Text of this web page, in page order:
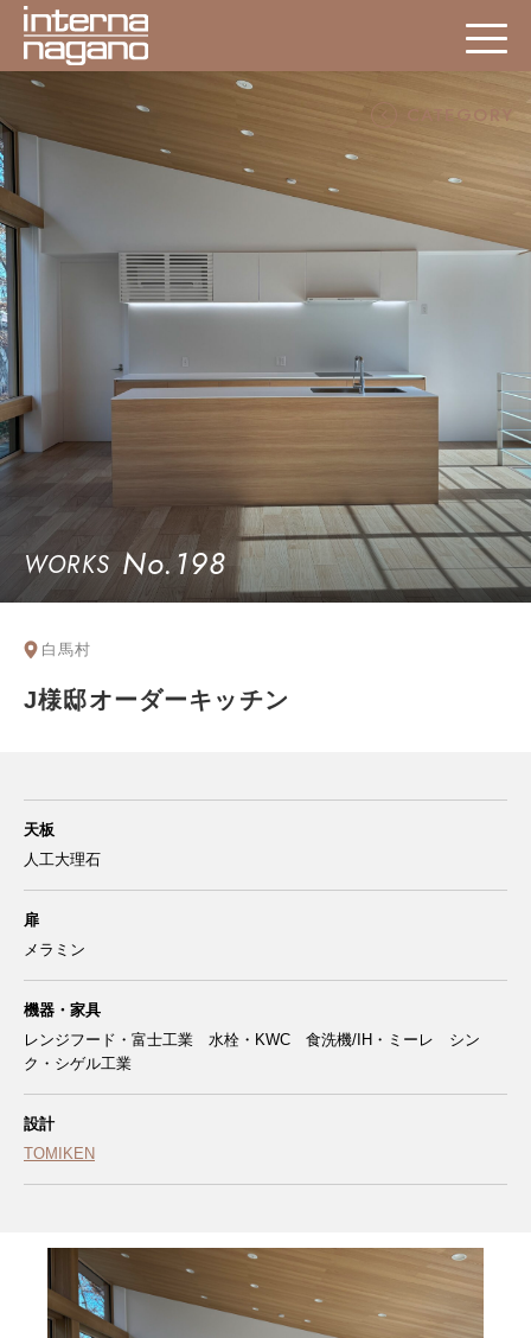
WORKS No.198
白馬村
J様邸オーダーキッチン
天板
人工大理石
扉
メラミン
機器・家具
レンジフード・富士工業 水栓・KWC 食洗機/IH・ミーレ シン
ク・シゲル工業
設計
TOMIKEN